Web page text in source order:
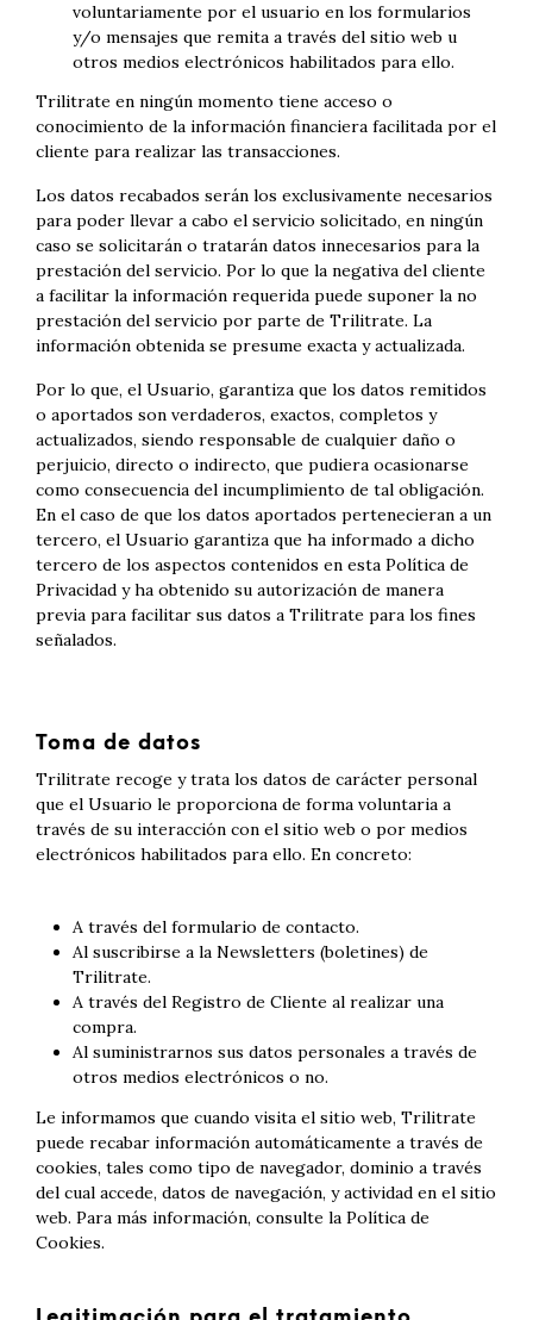
voluntariamente por el usuario en los formularios
y/o mensajes que remita a través del sitio web u
otros medios electrónicos habilitados para ello.
Trilitrate en ningún momento tiene acceso o
conocimiento de la información financiera facilitada por el
cliente para realizar las transacciones.
Los datos recabados serán los exclusivamente necesarios
para poder llevar a cabo el servicio solicitado, en ningún
caso se solicitarán o tratarán datos innecesarios para la
prestación del servicio. Por lo que la negativa del cliente
a facilitar la información requerida puede suponer la no
prestación del servicio por parte de Trilitrate. La
información obtenida se presume exacta y actualizada.
Por lo que, el Usuario, garantiza que los datos remitidos
o aportados son verdaderos, exactos, completos y
actualizados, siendo responsable de cualquier daño o
perjuicio, directo o indirecto, que pudiera ocasionarse
como consecuencia del incumplimiento de tal obligación.
En el caso de que los datos aportados pertenecieran a un
tercero, el Usuario garantiza que ha informado a dicho
tercero de los aspectos contenidos en esta Política de
Privacidad y ha obtenido su autorización de manera
previa para facilitar sus datos a Trilitrate para los fines
señalados.
Toma de datos
Trilitrate recoge y trata los datos de carácter personal
que el Usuario le proporciona de forma voluntaria a
través de su interacción con el sitio web o por medios
electrónicos habilitados para ello. En concreto:
A través del formulario de contacto.
Al suscribirse a la Newsletters (boletines) de
Trilitrate.
A través del Registro de Cliente al realizar una
compra.
Al suministrarnos sus datos personales a través de
otros medios electrónicos o no.
Le informamos que cuando visita el sitio web, Trilitrate
puede recabar información automáticamente a través de
cookies, tales como tipo de navegador, dominio a través
del cual accede, datos de navegación, y actividad en el sitio
web. Para más información, consulte la Política de
Cookies.